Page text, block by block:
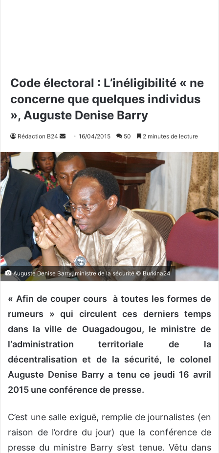
Code électoral : L’inéligibilité « ne
concerne que quelques individus
», Auguste Denise Barry
Rédaction B24
v
o
y
e
r
u
n
c
o
u
r
e
16/04/2015 50 2 minutes de lecture
Auguste Denise Barry, ministre de la sécurité © Burkina24
« Afin de couper cours à toutes les formes de
rumeurs » qui circulent ces derniers temps
dans la ville de Ouagadougou, le ministre de
l‘administration territoriale de la
décentralisation et de la sécurité, le colonel
Auguste Denise Barry a tenu ce jeudi 16 avril
2015 une conférence de presse.
C’est une salle exiguë, remplie de journalistes (en
raison de l’ordre du jour) que la conférence de
presse du ministre Barry s’est tenue. Vêtu dans